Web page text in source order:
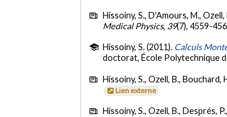
Hissoiny, S., D'Amours, M.,
Medical Physics, 39(7), 4559-
Hissoiny, S. (2011). Calculs
doctorat, École Polytechnique
Hissoiny, S., Ozell, B., Bouchard,
Lien externe
Hissoiny, S., Ozell, B., Després,